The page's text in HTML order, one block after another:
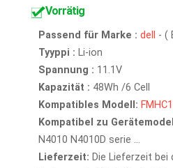
Vorrätig
Passend für Marke : dell - (
Tyyppi : Li-ion
Spannung : 11.1V
Kapazität : 48Wh /6 Cell
Kompatibles Modell:
Kompatibel zu
N4010 N4010D serie ...
Lieferzeit: Die Lieferzeit bei